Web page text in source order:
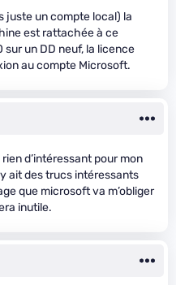
juste un compte local) la
est rattachée à ce
sur un DD neuf, la licence
au compte Microsoft.
d’intéressant pour mon
ait des trucs intéressants
que microsoft va m’obliger
inutile.